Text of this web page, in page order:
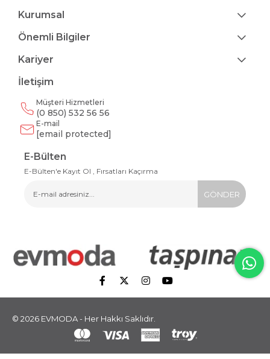
Kurumsal
Önemli Bilgiler
Kariyer
İletişim
Müşteri Hizmetleri
(0 850) 532 56 56
E-mail
[email protected]
E-Bülten
E-Bülten'e Kayıt Ol , Fırsatları Kaçırma
GÖNDER
© 2026 EVMODA - Her Hakkı Saklıdır.